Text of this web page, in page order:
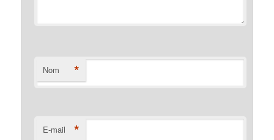
Nom *
E-mail *